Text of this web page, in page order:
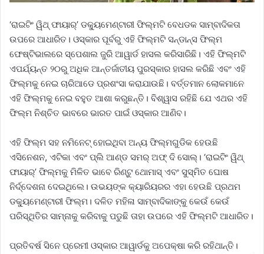
‘ରାଇଟିଂ ୱିଥ୍‌ ଫାୟାର୍‌’ ଡକ୍ୟୁମେଣ୍ଟାରୀ ଫିଲ୍ମଟି ବେଧଡକ ସାମ୍ବାଦିକତା
ଉପରେ ଆଧାରିତ। ଓସ୍କାର ପୂର୍ବରୁ ଏହି ଫିଲ୍ମଟି ସନ୍‌ଡାନ୍ସ ଫିଲ୍ମ
ଫେଷ୍ଟିଭାଲରେ ସ୍ପେଶାଲ ଜୁରି ଆୱାର୍ଡ ହାସଲ କରିସାରିଛି। ଏହି ଫିଲ୍ମଟି
ଏପର୍ଯ୍ୟନ୍ତ ୨୦ରୁ ଅଧିକ ଆନ୍ତର୍ଜାତୀୟ ପୁରସ୍କାର ହାସଲ କରିଛି ଏବଂ ଏହି
ଫିଲ୍ମକୁ ନେଇ ଚାରିଆଡେ ପ୍ରଶଂସା କରାଯାଉଛି। ବର୍ତ୍ତମାନ ଲୋକମାନେ
ଏହି ଫିଲ୍ମକୁ ନେଇ ବହୁତ ଆଶା କରୁଛନ୍ତି। ବିଶ୍ୱାସ ରହିଛି ଯେ ଏଥର ଏହି
ଫିଲ୍ମ ନିଶ୍ଚିତ ଭାବରେ ଭାରତ ପାଇଁ ଓସ୍କାର ଆଣିବ।
ଏହି ଫିଲ୍ମ ସହ ନମିନେଟ୍‌ ହୋଇଥିବା ଅନ୍ୟ ଫିଲ୍ମଗୁଡିକ ହେଉଛି
ଏସିନେଶନ, ଏଟିକା ଏବଂ ପ୍ଲି ଆଣ୍ଡ ସମର୍‌ ଅଫ୍ ଦି ସୋଲ୍। ‘ରାଇଟିଂ ୱିଥ୍‌
ଫାୟାର୍‌’ ଫିଲ୍ମକୁ ମିଳିତ ଭାବେ ରିଣ୍ଟୁ ଥୋମାସ୍ ଏବଂ ସୁସ୍ମିତ ଘୋଷ
ନିର୍ଦ୍ଦେଶନା ଦେଇଥିଲେ। ଉଭୟଙ୍କ କ୍ୟାରିୟରର ଏହା ହେଉଛି ପ୍ରଥମ
ଡକ୍ୟୁମେଣ୍ଟାରୀ ଫିଲ୍ମ। ଦଳିତ ମହିଳା ସାମ୍ବାଦିକାଙ୍କୁ କେଉଁ କେଉଁ
ପରିସ୍ଥିତିର ସାମ୍ନାକୁ କରିବାକୁ ପଡୁଛି ତାହା ଉପରେ ଏହି ଫିଲ୍ମଟି ଆଧାରିତ।
ପ୍ରତିବର୍ଷ ସିନେ ପ୍ରେମୀ ଓସ୍କାର ଆୱାର୍ଡକୁ ଅପେକ୍ଷା କରି ରହିଥାନ୍ତି।